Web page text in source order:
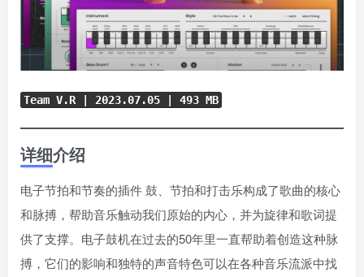
Team V.R | 2023.07.05 | 493 MB
详细介绍
电子节拍和节奏的插件 鼓、节拍和打击乐构成了歌曲的核心
和脉搏，帮助音乐触动我们原始的内心，并为旋律和歌词提
供了支撑。电子鼓机在过去的50年里一直帮助着创造这种脉
搏，它们的影响和独特的声音特色可以在各种音乐流派中找